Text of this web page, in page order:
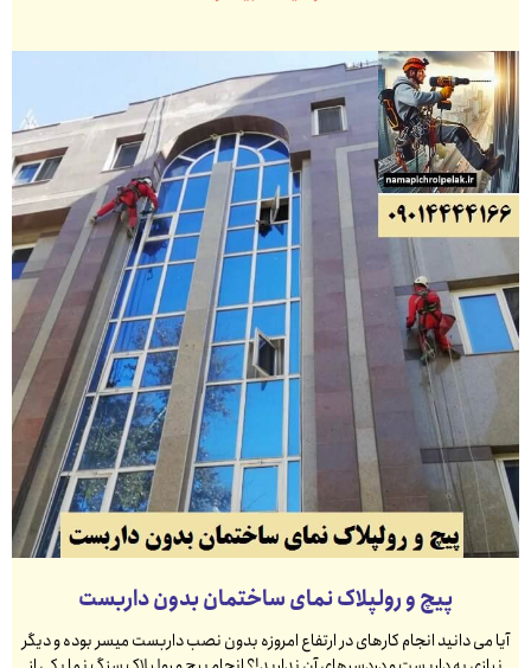
پیچ و رولپلاک نمای ساختمان بدون داربست
آیا می دانید انجام کارهای در ارتفاع امروزه بدون نصب داربست میسر بوده و دیگر